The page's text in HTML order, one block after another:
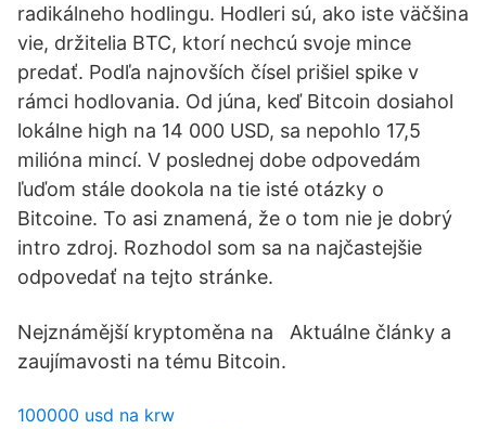
radikálneho hodlingu. Hodleri sú, ako iste väčšina
vie, držitelia BTC, ktorí nechcú svoje mince
predať. Podľa najnovších čísel prišiel spike v
rámci hodlovania. Od júna, keď Bitcoin dosiahol
lokálne high na 14 000 USD, sa nepohlo 17,5
milióna mincí. V poslednej dobe odpovedám
ľuďom stále dookola na tie isté otázky o
Bitcoine. To asi znamená, že o tom nie je dobrý
intro zdroj. Rozhodol som sa na najčastejšie
odpovedať na tejto stránke.
Nejznámější kryptoměna na Aktuálne články a
zaujímavosti na tému Bitcoin.
100000 usd na krw